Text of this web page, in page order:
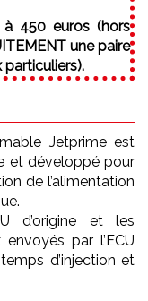
à 450 euros (hors
une paire
particuliers).
Jetprime est
et développé pour
de l’alimentation
d’origine et les
par l’ECU
d’injection et